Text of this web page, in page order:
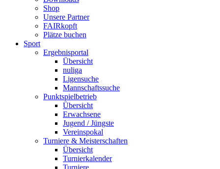
Shop
Unsere Partner
FAIRkopft
Plätze buchen
Sport
Ergebnisportal
Übersicht
nuliga
Ligensuche
Mannschaftssuche
Punktspielbetrieb
Übersicht
Erwachsene
Jugend / Jüngste
Vereinspokal
Turniere & Meisterschaften
Übersicht
Turnierkalender
Turniere